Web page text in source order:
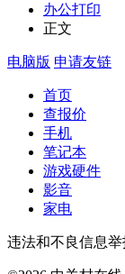
办公打印
正文
电脑版 申请友链
首页
查报价
手机
笔记本
游戏硬件
影音
家电
违法和不良信息举